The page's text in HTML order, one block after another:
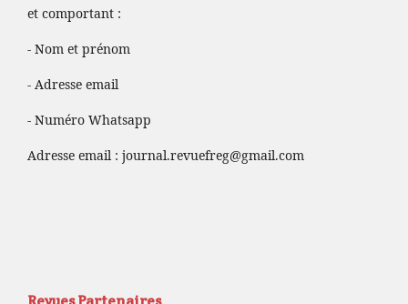
et comportant :
- Nom et prénom
- Adresse email
- Numéro Whatsapp
Adresse email : journal.revuefreg@gmail.com